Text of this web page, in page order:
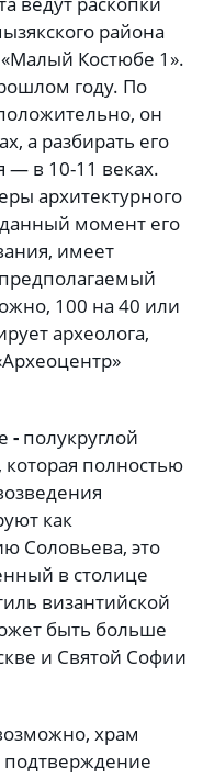
района
Костюбе 1».
году. По
он
а разбирать его
— в 10-11 веках.
архитектурного
момент его
имеет
100 на 40 или
археолога,
- полукруглой
полностью
как
Соловьева, это
в столице
византийской
быть больше
и Святой Софии
храм
подтверждение